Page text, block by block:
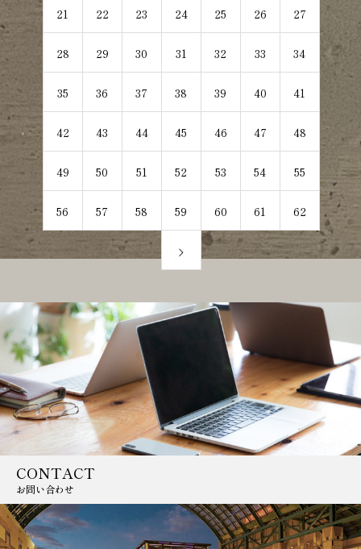
21 22 23 24 25 26 27
28 29 30 31 32 33 34
35 36 37 38 39 40 41
42 43 44 45 46 47 48
49 50 51 52 53 54 55
56 57 58 59 60 61 62
CONTACT
お問い合わせ